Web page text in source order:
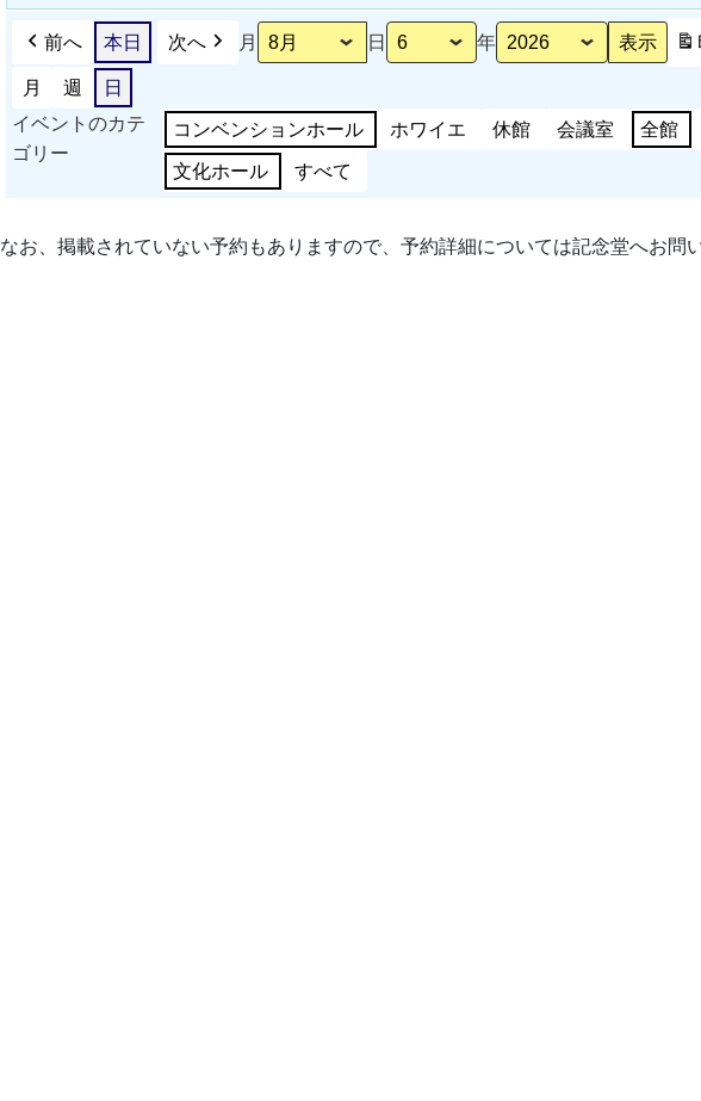
前へ 本日 次へ 月 日 年
月 週
日
イベントのカテ
ゴリー
コンベンションホール ホワイエ 休館 会議室 全館
文化ホール すべて
なお、掲載されていない予約もありますので、予約詳細については記念堂へお問